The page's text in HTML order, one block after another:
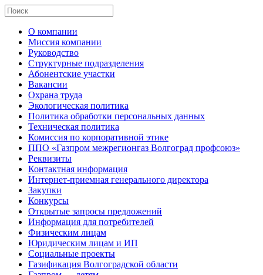
О компании
Миссия компании
Руководство
Структурные подразделения
Абонентские участки
Вакансии
Охрана труда
Экологическая политика
Политика обработки персональных данных
Техническая политика
Комиссия по корпоративной этике
ППО «Газпром межрегионгаз Волгоград профсоюз»
Реквизиты
Контактная информация
Интернет-приемная генерального директора
Закупки
Конкурсы
Открытые запросы предложений
Информация для потребителей
Физическим лицам
Юридическим лицам и ИП
Социальные проекты
Газификация Волгоградской области